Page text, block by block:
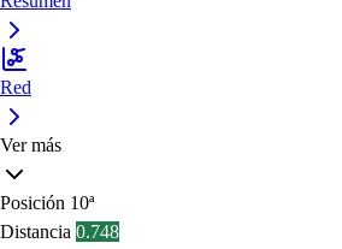
Red
Ver más
Posición 10ª
Distancia 0.748